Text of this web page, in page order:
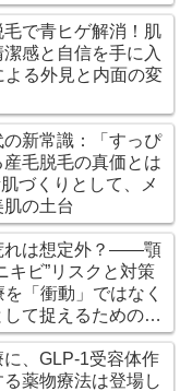
毛で青ヒゲ解消！肌
潔感と自信を手に入
よる外見と内面の変
の新常識：「すっぴ
毛脱毛の真価とは
づくりとして、メ
の土台
れは想定外？――顎
キビ”リスクと対策
「衝動」ではなく
して捉えるための指
、GLP-1受容体作
薬物療法は登場し